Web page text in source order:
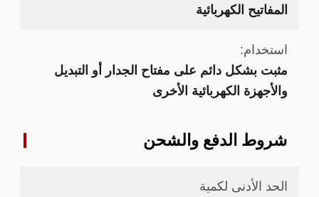
المفاتيح الكهربائية
استخدام:
مثبت بشكل دائم على مفتاح الجدار أو التبديل
والأجهزة الكهربائية الأخرى
شروط الدفع والشحن
الحد الأدنى لكمية